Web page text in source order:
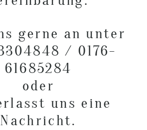
gerne an unter
/ 0176-
61685284
oder
uns eine
Nachricht.